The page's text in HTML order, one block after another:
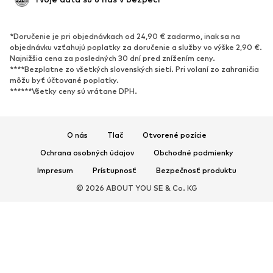
Nové
Obľúbené
Tenisky
Členkové čižmy
Topánky na vysokom podpätku
Sandále
Papuče
Exkluzívne
*Doručenie je pri objednávkach od 24,90 € zadarmo, inak sa na
objednávku vzťahujú poplatky za doručenie a služby vo výške 2,90 €.
Najnižšia cena za posledných 30 dní pred znížením ceny.
****Bezplatne zo všetkých slovenských sietí. Pri volaní zo zahraničia
môžu byť účtované poplatky.
******Všetky ceny sú vrátane DPH.
O nás Tlač
Otvorené pozície
Ochrana osobných údajov
Obchodné podmienky
Impresum
Prístupnosť
Bezpečnosť produktu
© 2026 ABOUT YOU SE & Co. KG